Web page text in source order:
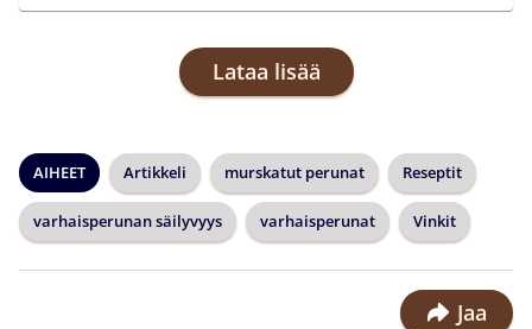
Lataa lisää
AIHEET Artikkeli murskatut perunat Reseptit
varhaisperunan säilyvyys varhaisperunat Vinkit
Jaa